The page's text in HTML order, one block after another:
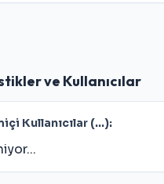
ve Kullanıcılar
Kullanıcılar (...):